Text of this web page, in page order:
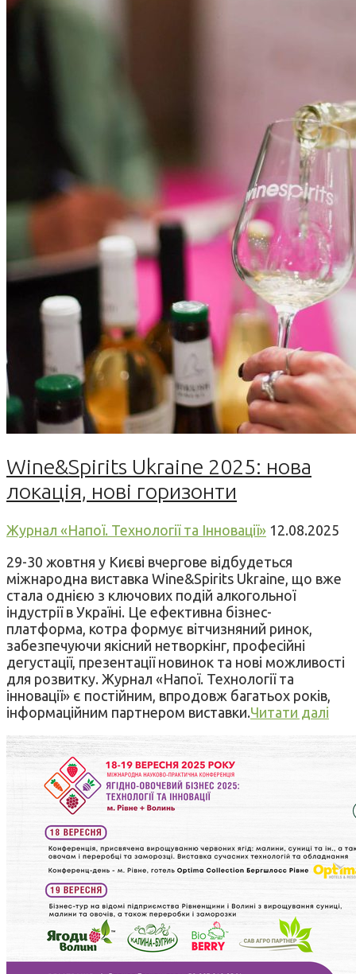
Wine&Spirits Ukraine 2025: нова
локація, нові горизонти
Журнал «Напої. Технології та Інновації» 12.08.2025
29-30 жовтня у Києві вчергове відбудеться
міжнародна виставка Wine&Spirits Ukraine, що вже
стала однією з ключових подій алкогольної
індустрії в Україні. Це ефективна бізнес-
платформа, котра формує вітчизняний ринок,
забезпечуючи якісний нетворкінг, професійні
дегустації, презентації новинок та нові можливості
для розвитку. Журнал «Напої. Технології та
інновації» є постійним, впродовж багатьох років,
інформаційним партнером виставки.Читати далі